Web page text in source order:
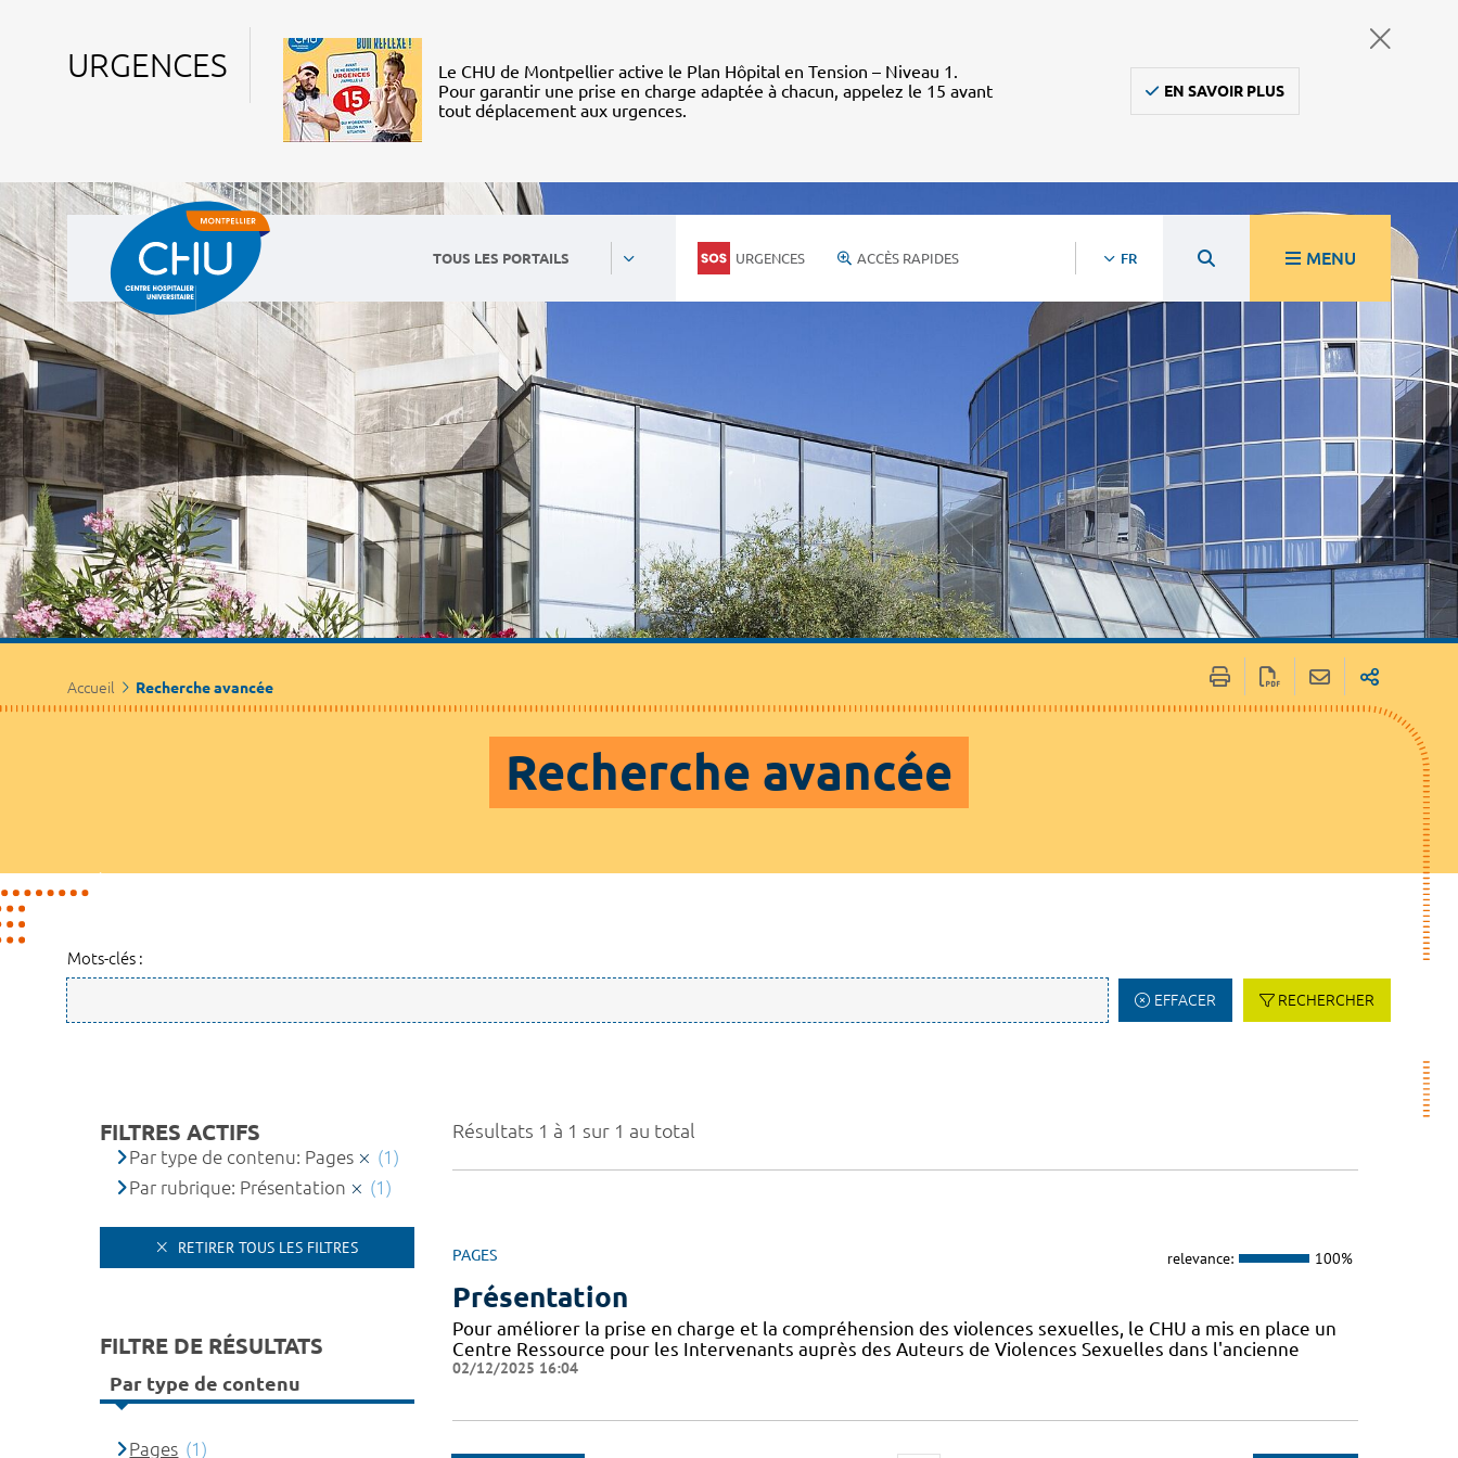
URGENCES
Le CHU de Montpellier active le Plan Hôpital en Tension – Niveau 1.
Pour garantir une prise en charge adaptée à chacun, appelez le 15 avant
tout déplacement aux urgences.
EN SAVOIR PLUS
TOUS LES PORTAILS URGENCES ACCÈS RAPIDES FR MENU
Accueil Recherche avancée
Recherche avancée
Mots-clés :
EFFACER RECHERCHER
Résultats 1 à 1 sur 1 au total
PAGES relevance: 100%
Présentation
Pour améliorer la prise en charge et la compréhension des violences sexuelles, le CHU a mis en place un
Centre Ressource pour les Intervenants auprès des Auteurs de Violences Sexuelles dans l'ancienne
02/12/2025 16:04
FILTRES ACTIFS
Par type de contenu: Pages
(1)
Par rubrique: Présentation
(1)
RETIRER TOUS LES FILTRES
FILTRE DE RÉSULTATS
Par type de contenu
Pages (1)